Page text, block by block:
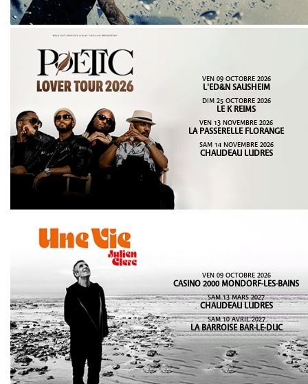
VEN 09 OCTOBRE 2026
L'ED&N SAUSHEIM
DIM 25 OCTOBRE 2026
LE K REIMS
VEN 13 NOVEMBRE 2026
LA PASSERELLE FLORANGE
SAM 14 NOVEMBRE 2026
CHAUDEAU LUDRES
VEN 09 OCTOBRE 2026
CASINO 2000 MONDORF-LES-BAINS
SAM 13 MARS 2027
CHAUDEAU LUDRES
SAM 10 AVRIL 2027
LA BARROISE BAR-LE-DUC